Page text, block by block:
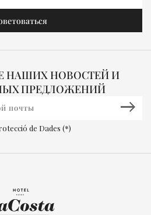
НАШИХ НОВОСТЕЙ И
ПРЕДЛОЖЕНИЙ
de Dades (*)